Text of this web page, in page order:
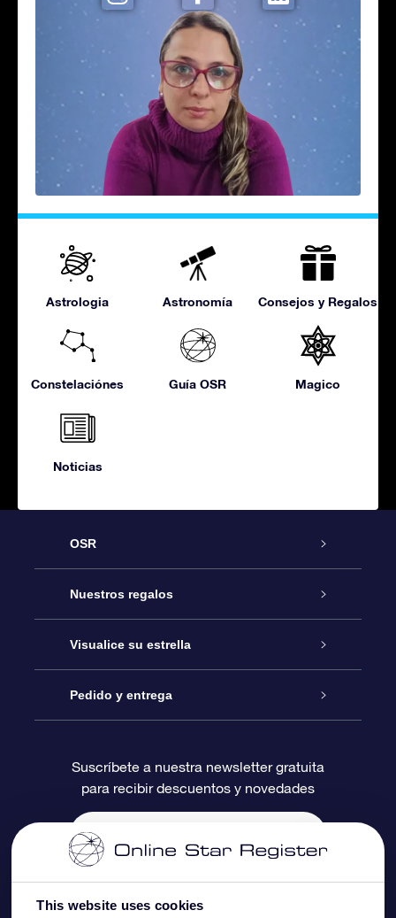
This website uses cookies
Astrologia Astronomía Consejos y Regalos
Constelaciónes Guía OSR Magico
Noticias
OSR
Atención
Contáctanos
Blog
Reseñas
Nuestros regalos
Regalo Estrella Online
Paquete de Regalo OSR
Tarjeta de Regalo OSR
Regalos empresariales
Visualice su estrella
Registro estelar
Página de Estrella Personalizada
Un Millón de Estrellas
Pedido y entrega
Información de Pago
Información de Envío
Suscríbete a nuestra newsletter gratuita
para recibir descuentos y novedades